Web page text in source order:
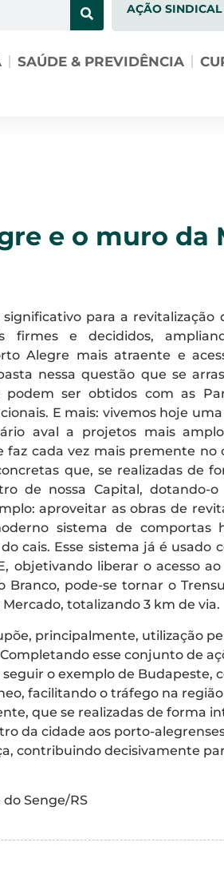
AÇÃO SINDICAL
SAÚDE & PREVIDÊNCIA
e o muro da
para a revitalização
firmes e decididos,
Alegre mais atraente e
nessa questão que se
podem ser obtidos com as
E mais: vivemos hoje uma
aval a projetos mais
faz cada vez mais premente no
que, se realizadas de
de nossa Capital, dotando-o
aproveitar as obras de
sistema de comportas
cais. Esse sistema já é usado
objetivando liberar o acesso
Branco, pode-se tornar o
totalizando 3 km de via.
principalmente, utilização
esse conjunto de
o exemplo de Budapeste,
facilitando o tráfego na
que se realizadas de forma
da cidade aos porto-
contribuindo decisivamente
Senge/RS